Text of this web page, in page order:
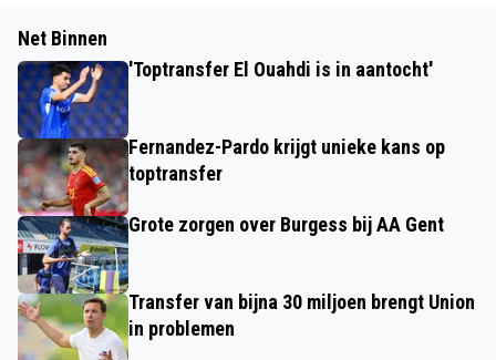
Net Binnen
'Toptransfer El Ouahdi is in aantocht'
Fernandez-Pardo krijgt unieke kans op
toptransfer
Grote zorgen over Burgess bij AA Gent
Transfer van bijna 30 miljoen brengt Union
in problemen